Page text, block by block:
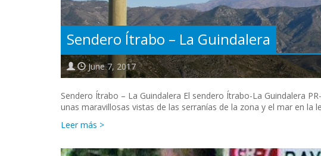
Sendero Ítrabo – La Guindalera
June 7, 2017
Sendero Ítrabo – La Guindalera El sendero Ítrabo-La Guindalera
unas maravillosas vistas de las serranías de la zona y el mar en la
Leer más >